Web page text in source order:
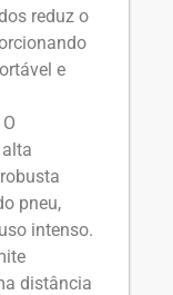
reduz o
e
O
pneu,
intenso.
distância